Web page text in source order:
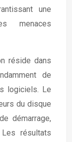
une
menaces
réside dans
de
logiciels. Le
du disque
démarrage,
résultats